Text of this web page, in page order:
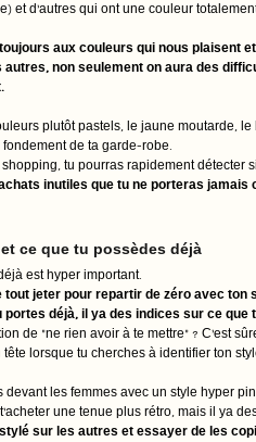
et d'autres qui ont une couleur
aux couleurs qui nous plaisent
non seulement on aura des
plutôt pastels, le jaune moutarde,
de ta garde-robe.
tu pourras rapidement détecter
inutiles que tu ne porteras
ce que tu possèdes déjà
est hyper important.
tout jeter pour repartir de zéro avec ton
déjà, il ya des indices sur ce que
de "ne rien avoir à te mettre" ? C'est
lorsque tu cherches à identifier ton
devant les femmes avec un style hyper
une tenue plus rétro, mais il ya
sur les autres et essayer de les